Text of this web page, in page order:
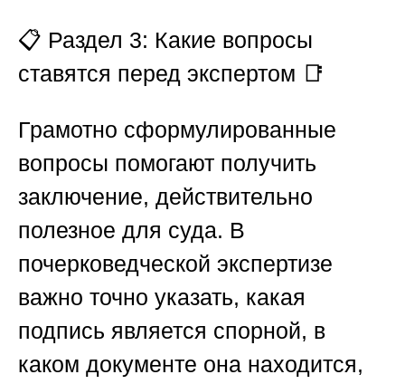
📋 Раздел 3: Какие вопросы
ставятся перед экспертом 📑
Грамотно сформулированные
вопросы помогают получить
заключение, действительно
полезное для суда. В
почерковедческой экспертизе
важно точно указать, какая
подпись является спорной, в
каком документе она находится,